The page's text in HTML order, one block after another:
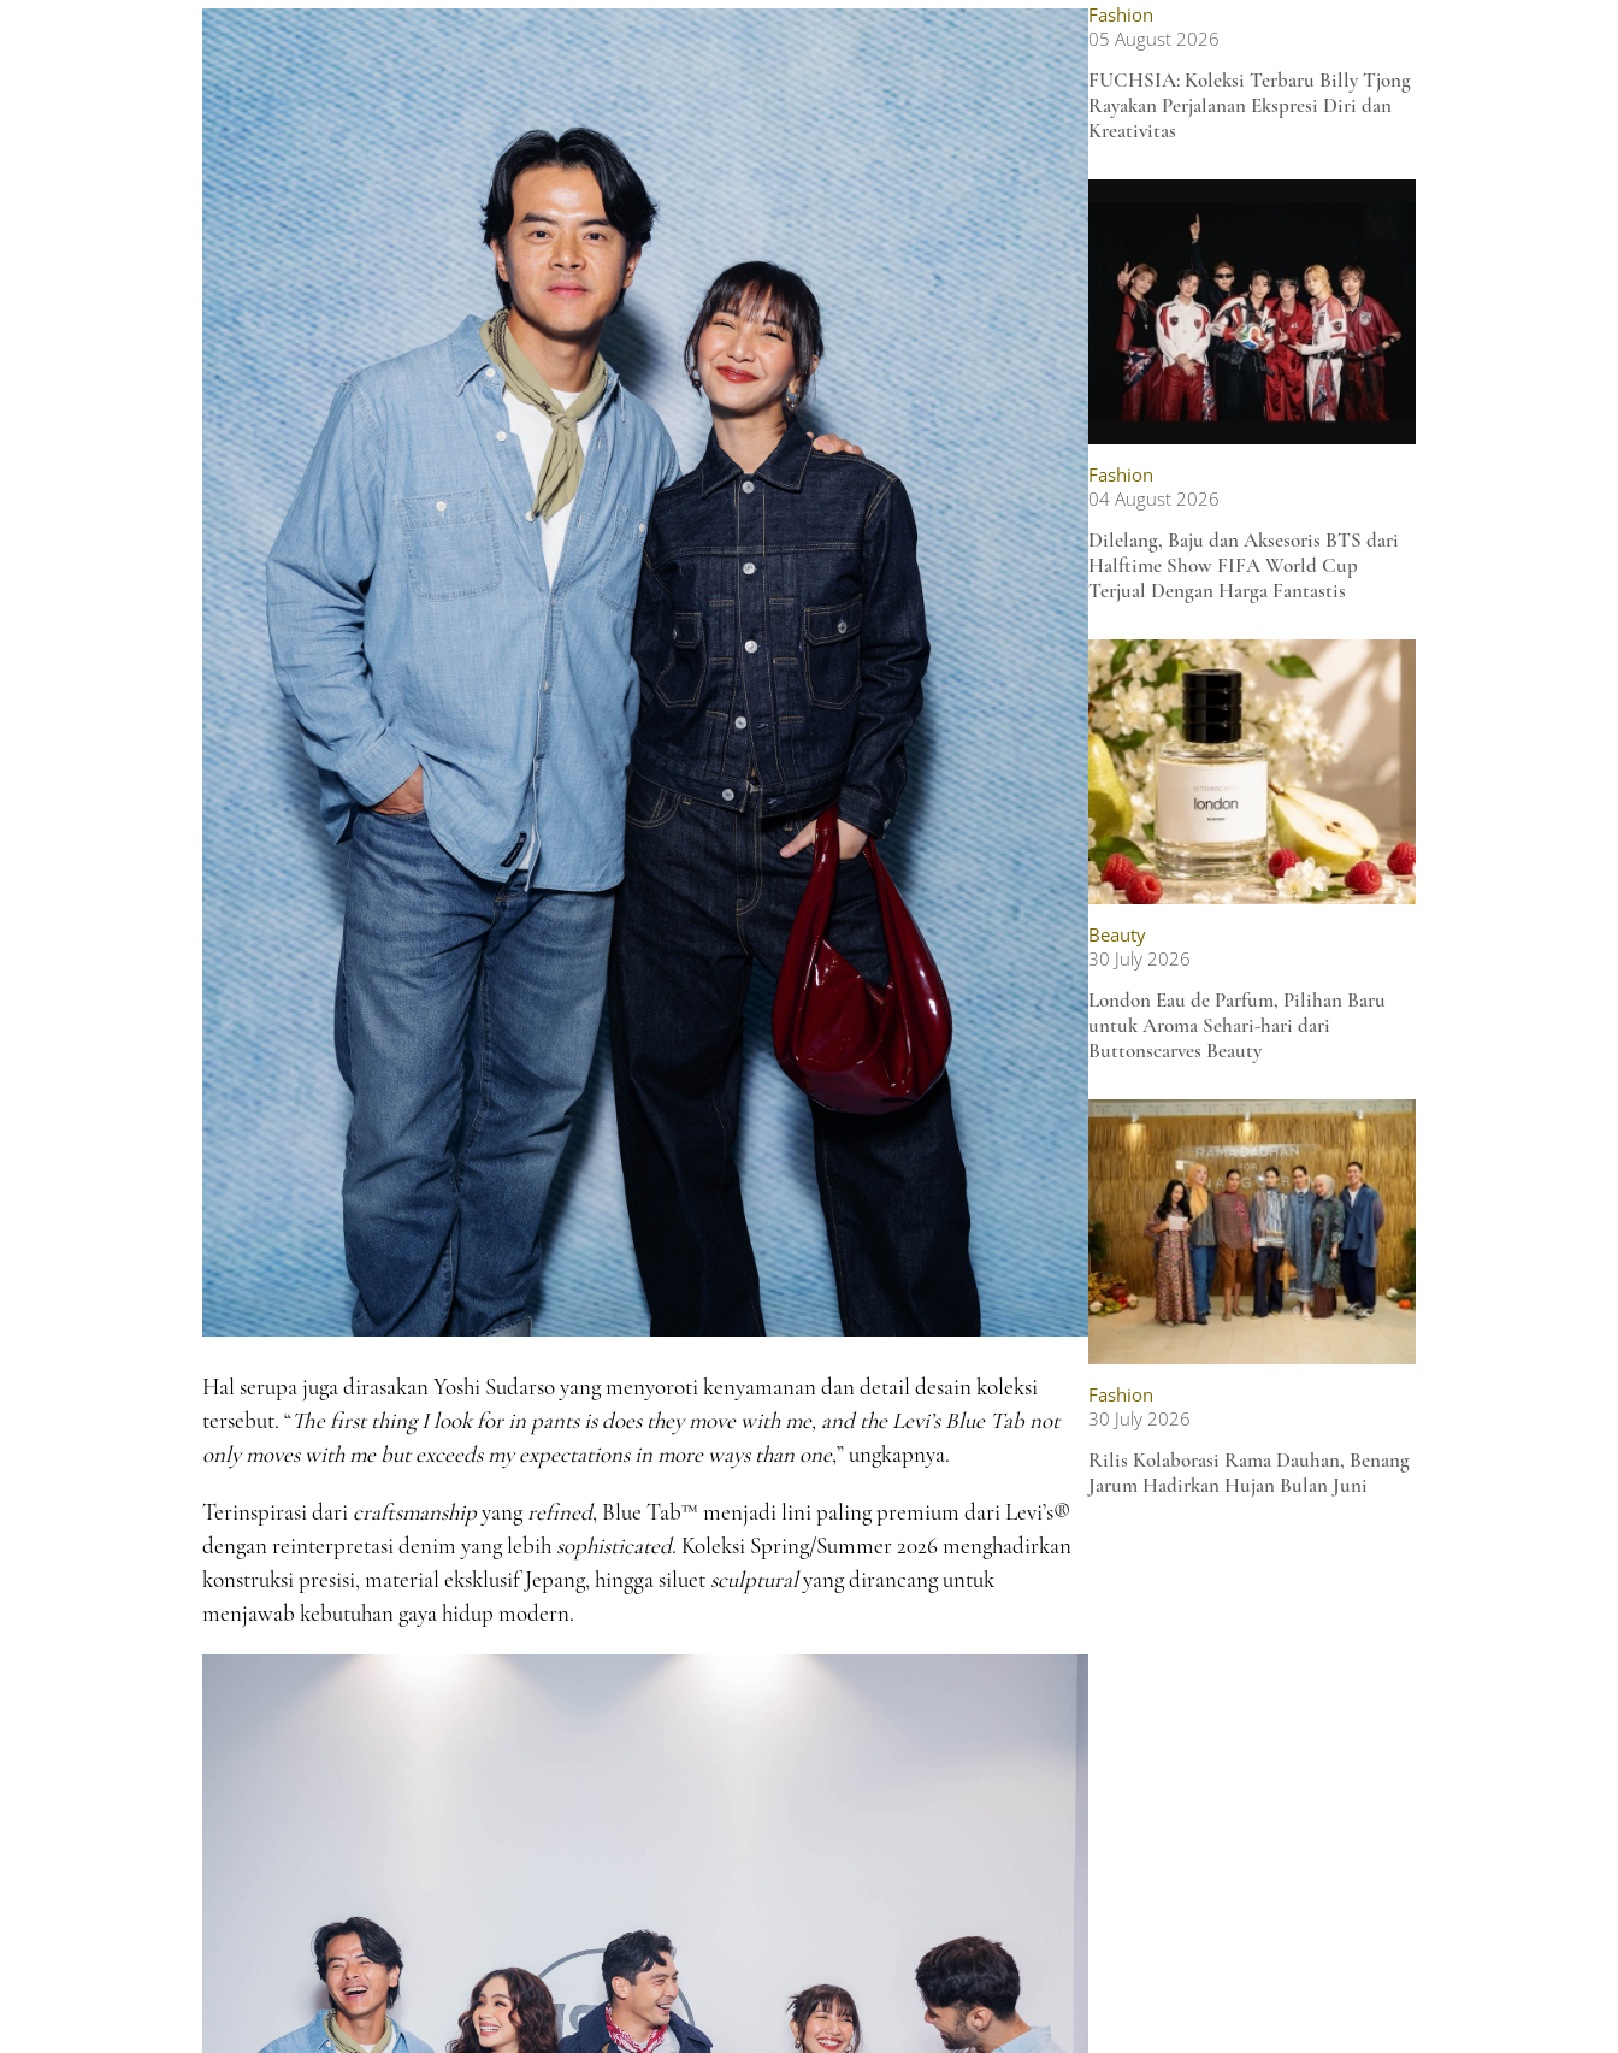
Hal serupa juga dirasakan Yoshi Sudarso yang menyoroti kenyamanan dan detail desain koleksi
tersebut. “The first thing I look for in pants is does they move with me, and the Levi’s Blue Tab not
only moves with me but exceeds my expectations in more ways than one,” ungkapnya.
Terinspirasi dari craftsmanshipyangrefined, Blue Tab™ menjadi lini paling premium dari Levi’s®
dengan reinterpretasi denim yang lebih sophisticated. Koleksi Spring/Summer 2026 menghadirkan
konstruksi presisi, material eksklusif Jepang, hingga siluet sculpturalyang dirancang untuk
menjawab kebutuhan gaya hidup modern.
Fashion
05 August 2026
FUCHSIA: Koleksi Terbaru Billy Tjong
Rayakan Perjalanan Ekspresi Diri dan
Kreativitas
Fashion
04 August 2026
Dilelang, Baju dan Aksesoris BTS dari
Halftime Show FIFA World Cup
Terjual Dengan Harga Fantastis
Beauty
30 July 2026
London Eau de Parfum, Pilihan Baru
untuk Aroma Sehari-hari dari
Buttonscarves Beauty
Fashion
30 July 2026
Rilis Kolaborasi Rama Dauhan, Benang
Jarum Hadirkan Hujan Bulan Juni